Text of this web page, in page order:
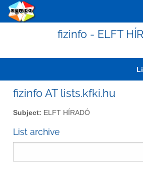
fizinfo - ELFT
fizinfo AT lists.kfki.hu
Subject: ELFT HÍRADÓ
List archive
2001 01 02 03 04 05 06 07 08 09
2004 01 02 03 04 05 06 07 08 09
2005 01 02 03 04 05 06 07 08 09